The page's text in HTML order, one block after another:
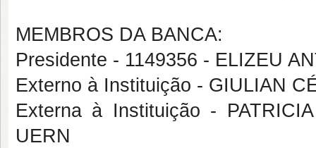
MEMBROS DA BANCA:
Presidente - 1149356 - ELIZEU
Externo à Instituição - GIULIAN
Externa à Instituição -
UERN